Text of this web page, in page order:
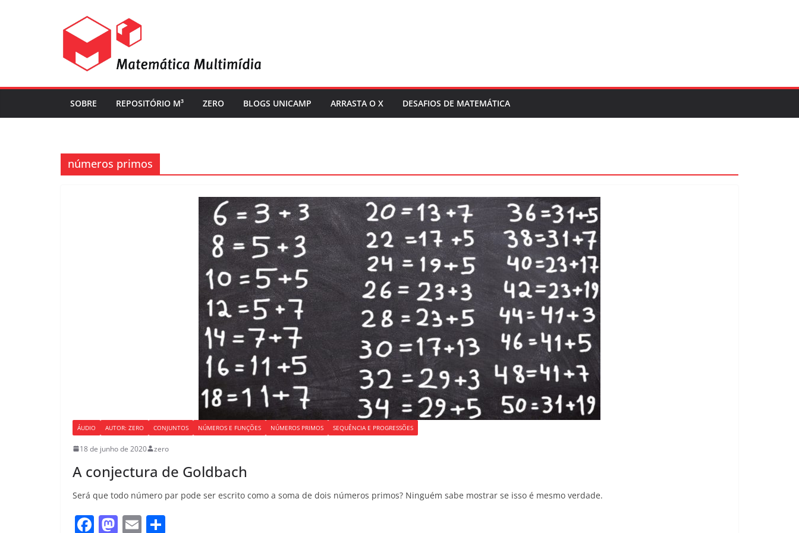
SOBRE REPOSITÓRIO M³ ZERO BLOGS UNICAMP ARRASTA O X DESAFIOS DE MATEMÁTICA
números primos
ÁUDIO AUTOR: ZERO CONJUNTOS NÚMEROS E FUNÇÕES NÚMEROS PRIMOS SEQUÊNCIA E PROGRESSÕES
18 de junho de 2020 zero
A conjectura de Goldbach
Será que todo número par pode ser escrito como a soma de dois números primos? Ninguém sabe mostrar se isso é mesmo verdade.
F M E